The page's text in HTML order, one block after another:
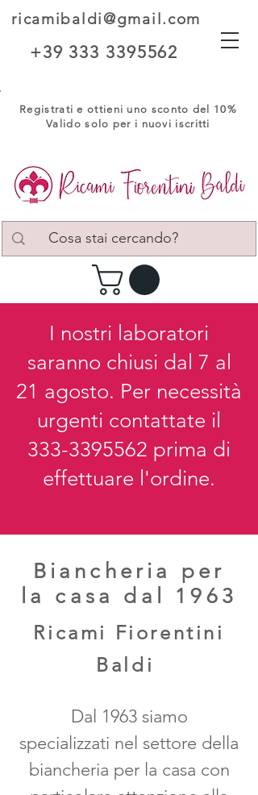
ricamibaldi@gmail.com
+39 333 3395562
Registrati e ottieni uno sconto del 10%
Valido solo per i nuovi iscritti
I nostri laboratori
saranno chiusi dal 7 al
21 agosto. Per necessità
urgenti contattate il
333-3395562 prima di
effettuare l'ordine.
Biancheria per
la casa dal 1963
Ricami Fiorentini
Baldi
Dal 1963 siamo
specializzati nel settore della
biancheria per la casa con